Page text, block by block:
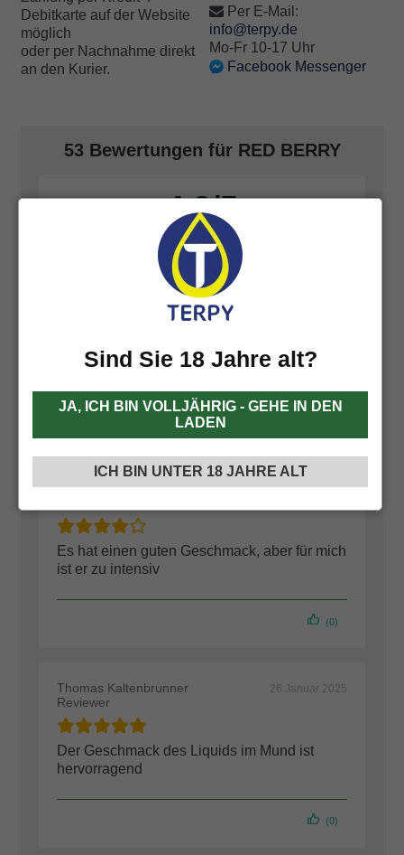
Debitkarte auf der Website
möglich
oder per Nachnahme direkt
an den Kurier.
Per E-Mail:
info@terpy.de
Mo-Fr 10-17 Uhr
Facebook Messenger
53 Bewertungen für RED BERRY
4,8
Basierend auf 53 Bewertungen
Füge deine Bewertung hinzu
Noldin Arnoldi Micaela
2 März 2025
Es hat einen guten Geschmack, aber für mich
ist er zu intensiv
(0)
Thomas Kaltenbrunner
Reviewer
26 Januar 2025
Der Geschmack des Liquids im Mund ist
hervorragend
(0)
Sind Sie 18 Jahre alt?
JA, ICH BIN VOLLJÄHRIG - GEHE IN DEN
LADEN
ICH BIN UNTER 18 JAHRE ALT